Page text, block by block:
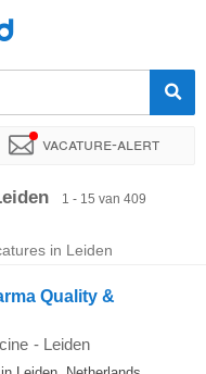
Vacature-alert
Uitzendbureau
1 - 15 van 409
in Leiden
Quality &
- Leiden